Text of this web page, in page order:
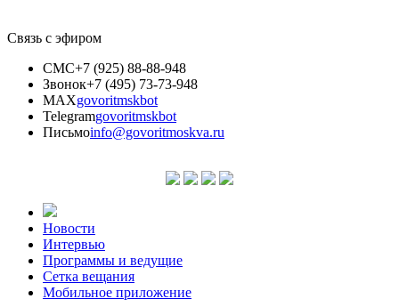
Связь с эфиром
СМС+7 (925) 88-88-948
Звонок+7 (495) 73-73-948
MAXgovoritmskbot
Telegramgovoritmskbot
Письмоinfo@govoritmoskva.ru
Новости
Интервью
Программы и ведущие
Сетка вещания
Мобильное приложение